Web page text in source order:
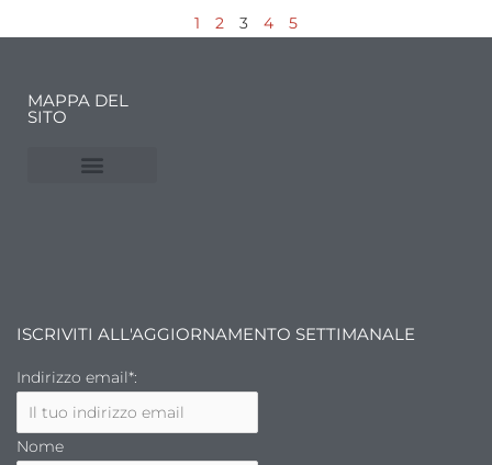
1 2 3 4 5
MAPPA DEL
SITO
ISCRIVITI ALL'AGGIORNAMENTO SETTIMANALE
Indirizzo email*:
Nome